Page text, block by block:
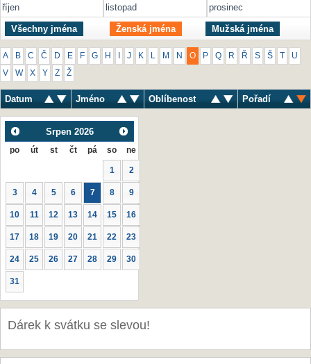
říjen
listopad prosinec
Všechny jména Ženská jména Mužská jména
A B C Č D E F G H J K M N O P Q R Ř S Š U
V W X Y Z Ž
Datum Jméno Oblíbenost Pořadí
Srpen 2026
po út st čt pá so ne
1 2
3 4 5 6 7 8 9
10 11 12 13 14 15 16
17 18 19 20 21 22 23
24 25 26 27 28 29 30
31
Dárek k svátku se slevou!